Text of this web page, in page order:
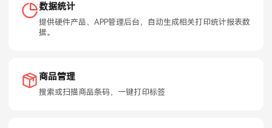
数据统计
提供硬件产品、APP管理后台，自动生成相关打印统计报表数
据。
商品管理
搜索或扫描商品条码，一键打印标签